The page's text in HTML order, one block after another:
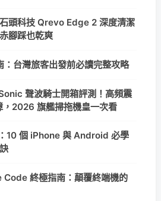
頭科技 Qrevo Edge 2 深度清潔
腳踩也乾爽
台灣旅客出發前必讀完整攻略
聲波騎士開箱評測！高頻震
2026 旗艦掃拖機皇一次看
10 個 iPhone 與 Android 必學
終極指南：顛覆終端機的